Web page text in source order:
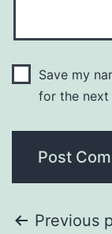
Save my
for the next
Previous